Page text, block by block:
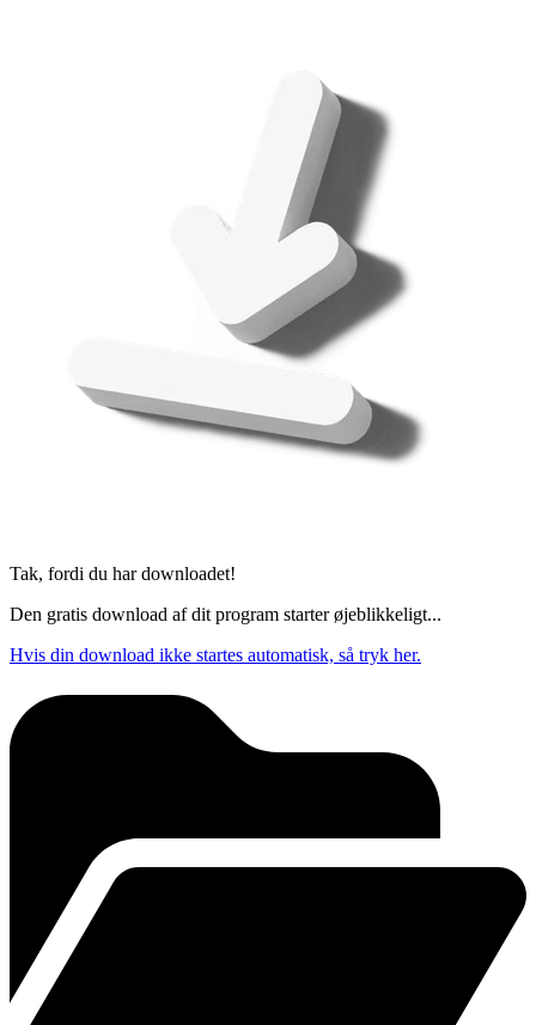
Tak, fordi du har downloadet!
Den gratis download af dit program starter øjeblikkeligt...
Hvis din download ikke startes automatisk, så tryk her.